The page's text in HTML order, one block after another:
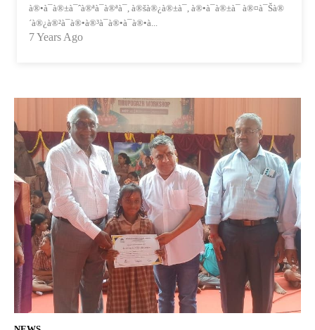
à®•à¯à®±à¯ˆà®ªà¯à®ªà¯, à®šà®¿à®±à¯, à®•à¯à®±à¯ à®¤à¯Šà®
´à®¿à®²à¯à®•à®³à¯à®•à¯à®•à...
7 Years Ago